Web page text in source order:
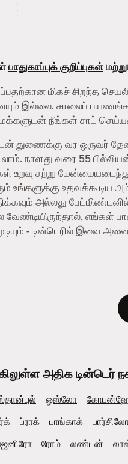
பாதுகாப்புக் குறிப்புகள்
மிகச் சிறந்த
இல்லை. சாலைப்
மக்களுடன் நீங்கள் சாட்
துணைக்கு வர
நாளது வரை 55
சற்று
உங்களுக்கு
அல்லது
வேண்டியிருந்தால், எங்கள்
- டின்டெரில் இவை
அதிக டின்டெர்
ஒஸ்லோ
ப்ராக் பாங்காக்
ரோம் லண்டன்